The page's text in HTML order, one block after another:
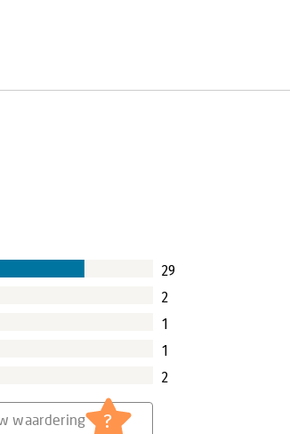
29
2
1
1
2
waardering ?